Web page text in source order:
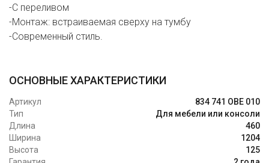
-С переливом
-Монтаж: встраиваемая сверху на тумбу
-Современный стиль.
ОСНОВНЫЕ ХАРАКТЕРИСТИКИ
Артикул
834 741 OBE 010
Тип
Для мебели или консоли
Длина
460
Ширина
1204
Высота
125